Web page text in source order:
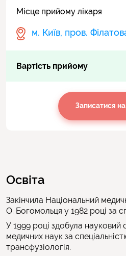
Місце прийому лікаря
м. Київ, пров.
Вартість прийому
Записатися
Освіта
Закінчила Національний
О. Богомольця у 1982 році за
У 1999 році здобула науковий
медичних наук за
трансфузіологія.